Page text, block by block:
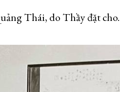
Thái, do Thầy đặt cho.